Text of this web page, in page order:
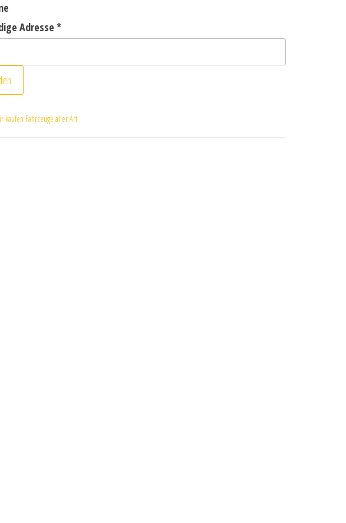
Adresse *
kaufen Fahrzeuge aller Art